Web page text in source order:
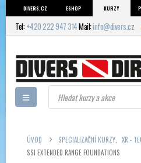
DIVERS.CZ ESHOP KURZY
Tel: +420 222 947 314Mail:info@divers.cz
Products
search
ÚVOD SPECIALIZAČNÍ KURZY
XR -
SSI EXTENDED RANGE FOUNDATIONS